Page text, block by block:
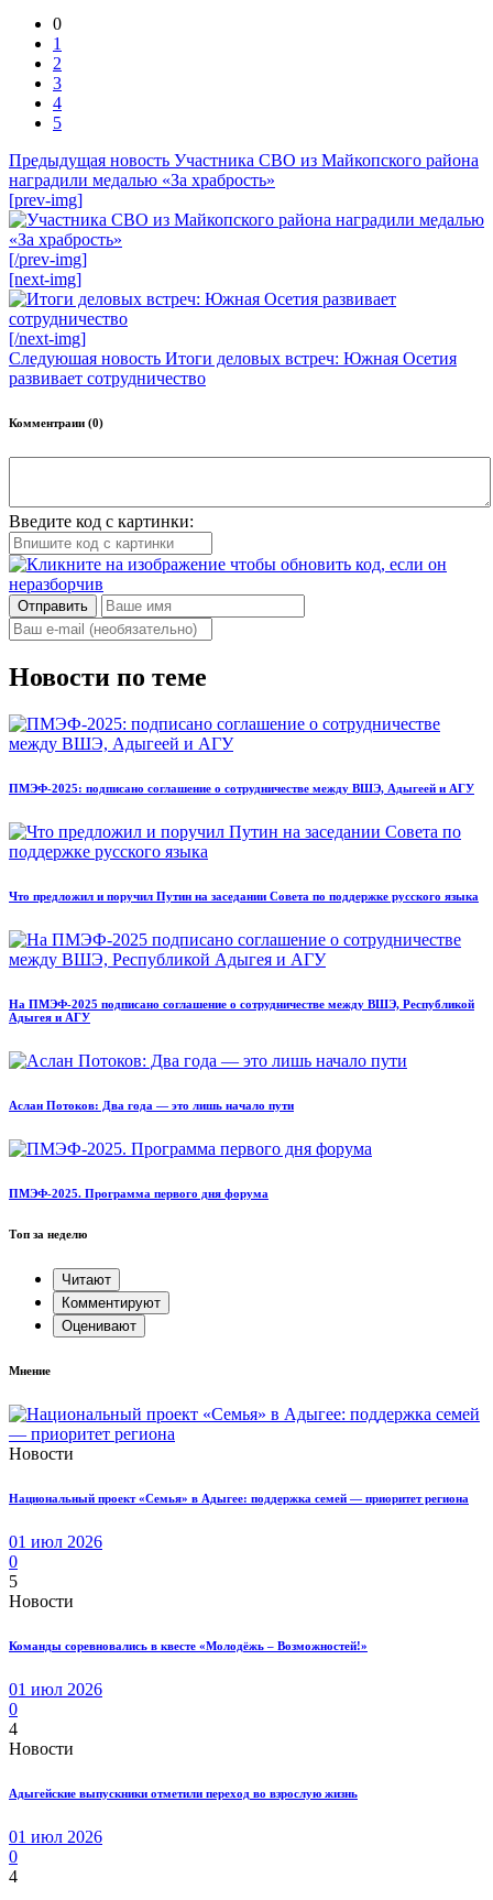
0
1
2
3
4
5
Предыдущая новость Участника СВО из Майкопского района
наградили медалью «За храбрость»
[prev-img]
[/prev-img]
[next-img]
[/next-img]
Следуюшая новость Итоги деловых встреч: Южная Осетия
развивает сотрудничество
Комментраии (0)
Введите код с картинки:
Отправить
Новости по теме
ПМЭФ-2025: подписано соглашение о сотрудничестве между ВШЭ, Адыгеей и АГУ
Что предложил и поручил Путин на заседании Совета по поддержке русского языка
На ПМЭФ-2025 подписано соглашение о сотрудничестве между ВШЭ, Республикой
Адыгея и АГУ
Аслан Потоков: Два года — это лишь начало пути
ПМЭФ-2025. Программа первого дня форума
Топ за неделю
Читают
Комментируют
Оценивают
Мнение
Новости
Национальный проект «Семья» в Адыгее: поддержка семей — приоритет региона
01 июл 2026
0
5
Новости
Команды соревновались в квесте «Молодёжь – Возможностей!»
01 июл 2026
0
4
Новости
Адыгейские выпускники отметили переход во взрослую жизнь
01 июл 2026
0
4